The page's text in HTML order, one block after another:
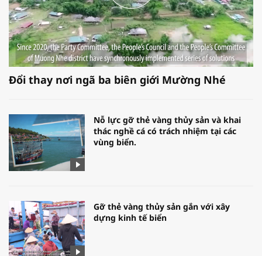
Đổi thay nơi ngã ba biên giới Mường Nhé
Nỗ lực gỡ thẻ vàng thủy sản và khai
thác nghề cá có trách nhiệm tại các
vùng biển.
Gỡ thẻ vàng thủy sản gắn với xây
dựng kinh tế biển